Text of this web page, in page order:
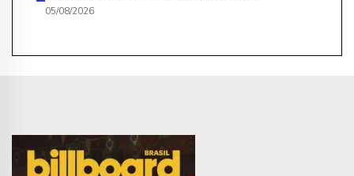
05/08/2026